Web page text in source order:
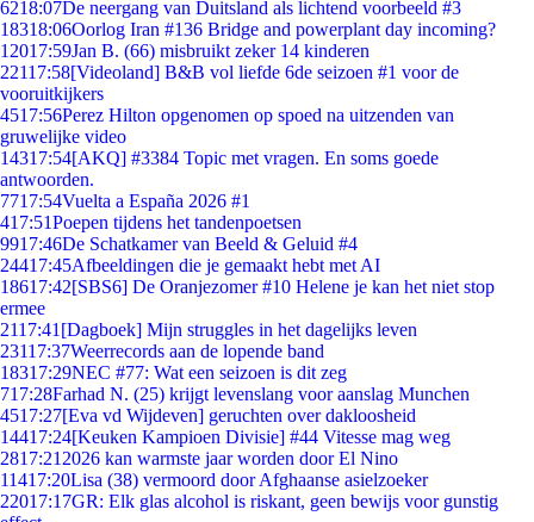
6218:07De neergang van Duitsland als lichtend voorbeeld #3
18318:06Oorlog Iran #136 Bridge and powerplant day incoming?
12017:59Jan B. (66) misbruikt zeker 14 kinderen
22117:58[Videoland] B&B vol liefde 6de seizoen #1 voor de
vooruitkijkers
4517:56Perez Hilton opgenomen op spoed na uitzenden van
gruwelijke video
14317:54[AKQ] #3384 Topic met vragen. En soms goede
antwoorden.
7717:54Vuelta a España 2026 #1
417:51Poepen tijdens het tandenpoetsen
9917:46De Schatkamer van Beeld & Geluid #4
24417:45Afbeeldingen die je gemaakt hebt met AI
18617:42[SBS6] De Oranjezomer #10 Helene je kan het niet stop
ermee
2117:41 [Dagboek] Mijn struggles in het dagelijks leven
23117:37Weerrecords aan de lopende band
18317:29NEC #77: Wat een seizoen is dit zeg
717:28Farhad N. (25) krijgt levenslang voor aanslag Munchen
4517:27[Eva vd Wijdeven] geruchten over dakloosheid
14417:24[Keuken Kampioen Divisie] #44 Vitesse mag weg
2817:21 2026 kan warmste jaar worden door El Nino
11417:20Lisa (38) vermoord door Afghaanse asielzoeker
22017:17GR: Elk glas alcohol is riskant, geen bewijs voor gunstig